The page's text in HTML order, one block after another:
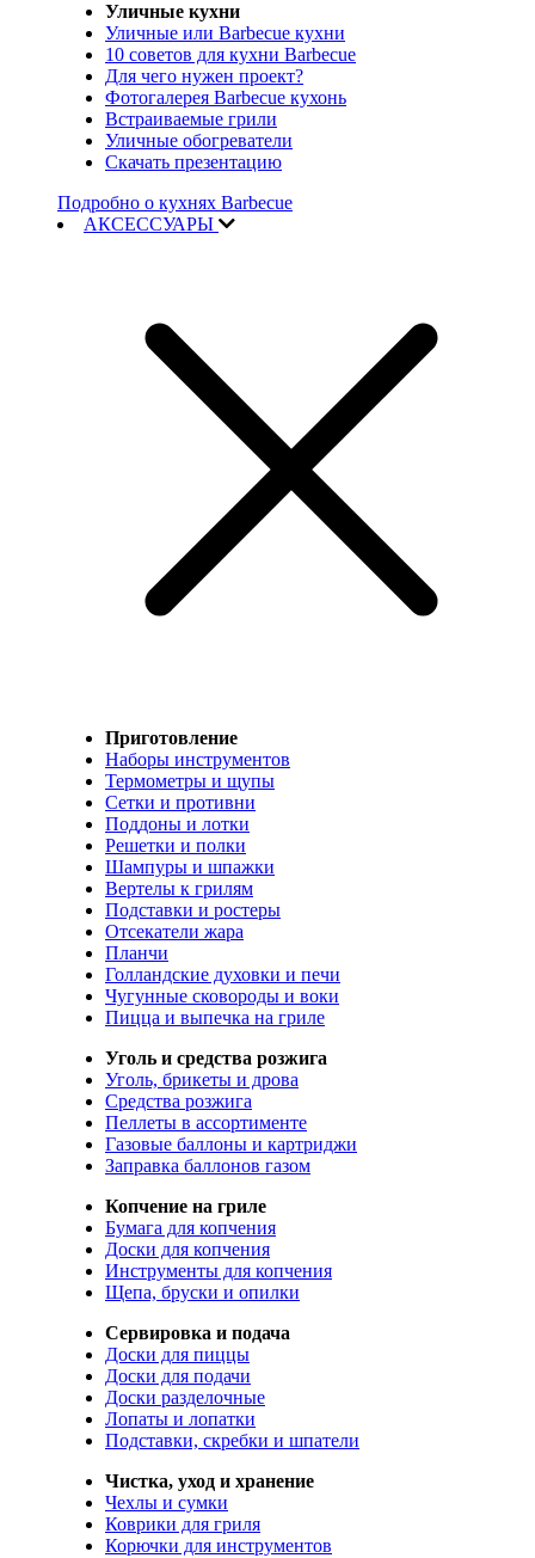
Уличные кухни
Уличные или Barbecue кухни
10 советов для кухни Barbecue
Для чего нужен проект?
Фотогалерея Barbecue кухонь
Встраиваемые грили
Уличные обогреватели
Скачать презентацию
Подробно о кухнях Barbecue
АКСЕССУАРЫ
Приготовление
Наборы инструментов
Термометры и щупы
Сетки и противни
Поддоны и лотки
Решетки и полки
Шампуры и шпажки
Вертелы к грилям
Подставки и ростеры
Отсекатели жара
Планчи
Голландские духовки и печи
Чугунные сковороды и воки
Пицца и выпечка на гриле
Уголь и средства розжига
Уголь, брикеты и дрова
Средства розжига
Пеллеты в ассортименте
Газовые баллоны и картриджи
Заправка баллонов газом
Копчение на гриле
Бумага для копчения
Доски для копчения
Инструменты для копчения
Щепа, бруски и опилки
Сервировка и подача
Доски для пиццы
Доски для подачи
Доски разделочные
Лопаты и лопатки
Подставки, скребки и шпатели
Чистка, уход и хранение
Чехлы и сумки
Коврики для гриля
Корючки для инструментов